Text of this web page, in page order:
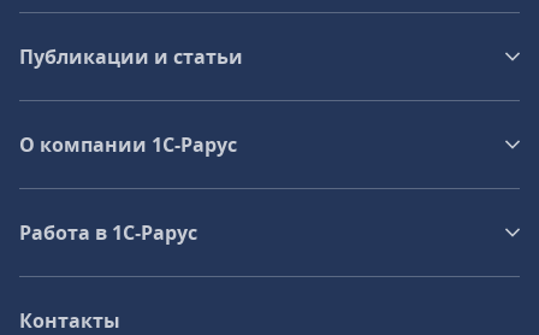
Публикации и статьи
О компании 1C-Рарус
Работа в 1С‑Рарус
Контакты